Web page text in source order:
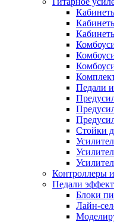
Педали
Стойки
Контроллеры
Педали
Блоки
Лайн-